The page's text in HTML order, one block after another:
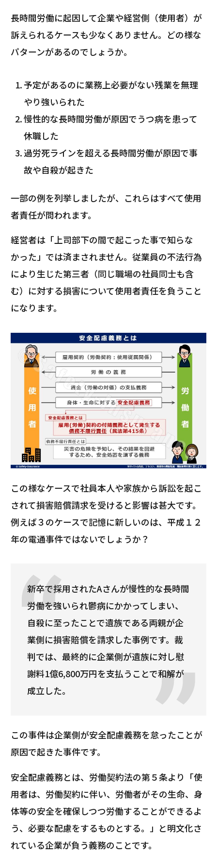
長時間労働に起因して企業や経営側（使用者）が
訴えられるケースも少なくありません。どの様な
パターンがあるのでしょうか。
予定があるのに業務上必要がない残業を無理
やり強いられた
慢性的な長時間労働が原因でうつ病を患って
休職した
過労死ラインを超える長時間労働が原因で事
故や自殺が起きた
一部の例を列挙しましたが、これらはすべて使用
者責任が問われます。
経営者は「上司部下の間で起こった事で知らな
かった」では済まされません。従業員の不法行為
により生じた第三者（同じ職場の社員同士も含
む）に対する損害について使用者責任を負うこと
になります。
この様なケースで社員本人や家族から訴訟を起こ
されて損害賠償請求を受けると影響は甚大です。
例えば３のケースで記憶に新しいのは、平成１２
年の電通事件ではないでしょうか？
新卒で採用されたAさんが慢性的な長時間
労働を強いられ鬱病にかかってしまい、
自殺に至ったことで遺族である両親が企
業側に損害賠償を請求した事例です。裁
判では、最終的に企業側が遺族に対し慰
謝料1億6,800万円を支払うことで和解が
成立した。
この事件は企業側が安全配慮義務を怠ったことが
原因で起きた事件です。
安全配慮義務とは、労働契約法の第５条より「使
用者は、労働契約に伴い、労働者がその生命、身
体等の安全を確保しつつ労働することができるよ
う、必要な配慮をするものとする。」と明文化さ
れている企業が負う義務のことです。